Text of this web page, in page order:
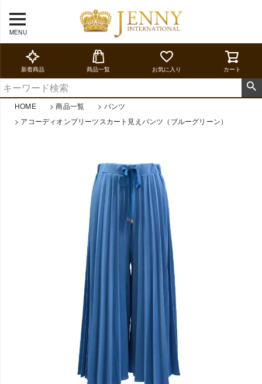
MENU
新着商品 商品一覧 お気に入り カート
HOME 商品一覧
パンツ
アコーディオンプリーツスカート見えパンツ（ブルーグリーン）